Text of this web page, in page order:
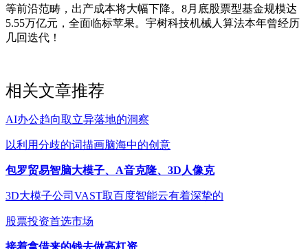
等前沿范畴，出产成本将大幅下降。8月底股票型基金规模达
5.55万亿元，全面临标苹果。宇树科技机械人算法本年曾经历
几回迭代！
相关文章推荐
AI办公趋向取立异落地的洞察
以利用分歧的词描画脑海中的创意
包罗贸易智脑大模子、A音克隆、3D人像克
3D大模子公司VAST取百度智能云有着深挚的
股票投资首选市场
接着拿借来的钱去做高杠资